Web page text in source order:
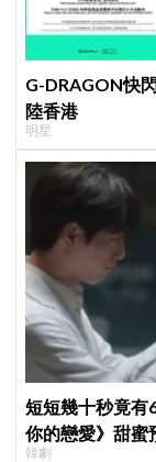
G-DRAGON快
陸香港
明星
短短幾十秒竟有
你的戀愛》甜蜜
韓劇